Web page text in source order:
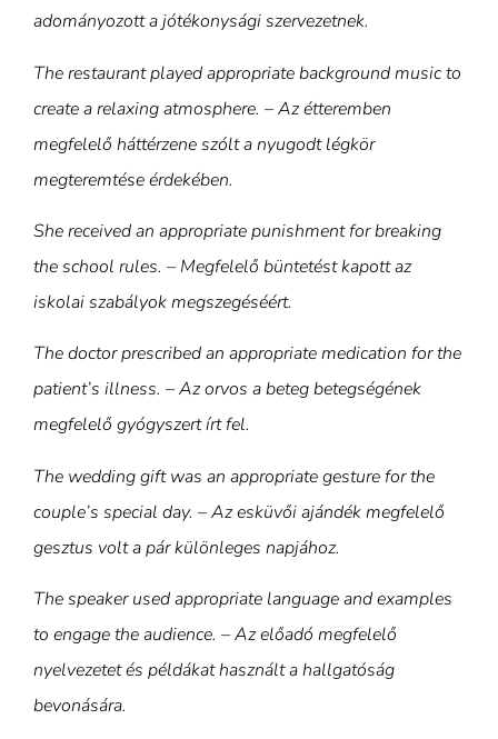
adományozott a jótékonysági szervezetnek.
The restaurant played appropriate background music to
create a relaxing atmosphere. – Az étteremben
megfelelő háttérzene szólt a nyugodt légkör
megteremtése érdekében.
She received an appropriate punishment for breaking
the school rules. – Megfelelő büntetést kapott az
iskolai szabályok megszegéséért.
The doctor prescribed an appropriate medication for the
patient’s illness. – Az orvos a beteg betegségének
megfelelő gyógyszert írt fel.
The wedding gift was an appropriate gesture for the
couple’s special day. – Az esküvői ajándék megfelelő
gesztus volt a pár különleges napjához.
The speaker used appropriate language and examples
to engage the audience. – Az előadó megfelelő
nyelvezetet és példákat használt a hallgatóság
bevonására.